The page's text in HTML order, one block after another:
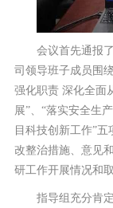
会议首先通报
司领导班子成员围
强化职责 深化全面
展”、“落实安全生
目科技创新工作”
改整治措施、意见
研工作开展情况和
指导组充分肯